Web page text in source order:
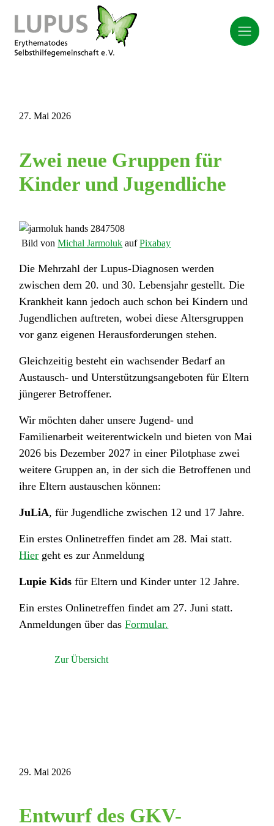
27. Mai 2026
Zwei neue Gruppen für
Kinder und Jugendliche
Bild vonMichal Jarmoluk aufPixabay
Die Mehrzahl der Lupus-Diagnosen werden
zwischen dem 20. und 30. Lebensjahr gestellt. Die
Krankheit kann jedoch auch schon bei Kindern und
Jugendlichen auftreten, wobei diese Altersgruppen
vor ganz eigenen Herausforderungen stehen.
Gleichzeitig besteht ein wachsender Bedarf an
Austausch- und Unterstützungsangeboten für Eltern
jüngerer Betroffener.
Wir möchten daher unsere Jugend- und
Familienarbeit weiterentwickeln und bieten von Mai
2026 bis Dezember 2027 in einer Pilotphase zwei
weitere Gruppen an, in der sich die Betroffenen und
ihre Eltern austauschen können:
JuLiA, für Jugendliche zwischen 12 und 17 Jahre.
Ein erstes Onlinetreffen findet am 28. Mai statt.
Hier geht es zur Anmeldung
Lupie Kids für Eltern und Kinder unter 12 Jahre.
Ein erstes Onlinetreffen findet am 27. Juni statt.
Anmeldungen über dasFormular.
Zur Übersicht
29. Mai 2026
Entwurf des GKV-